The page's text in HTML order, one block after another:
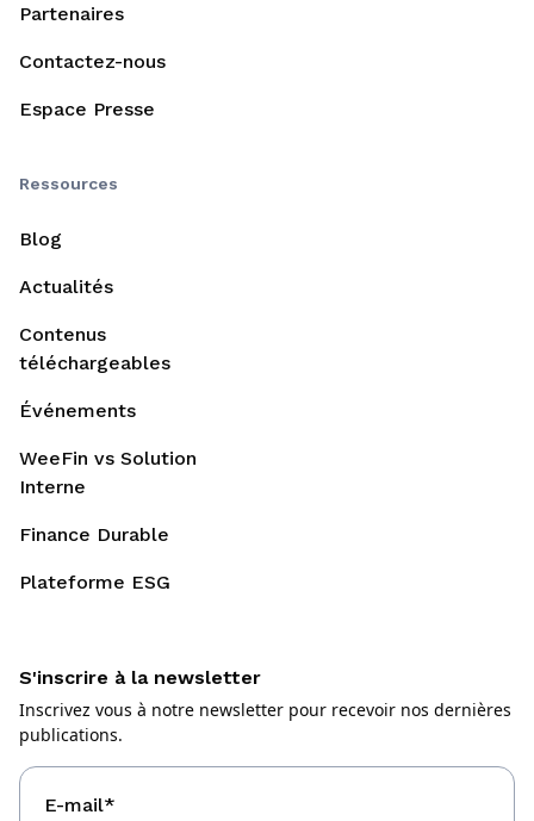
Partenaires
Contactez-nous
Espace Presse
Ressources
Blog
Actualités
Contenus
téléchargeables
Événements
WeeFin vs Solution
Interne
Finance Durable
Plateforme ESG
S'inscrire à la newsletter
Inscrivez vous à notre newsletter pour recevoir nos dernières
publications.
E-mail*